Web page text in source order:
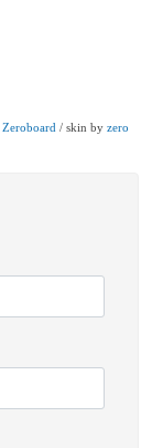
Zeroboard / skin by zero